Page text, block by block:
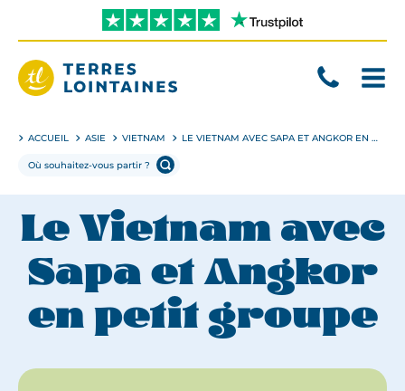
directement
contenu
ACCUEIL ASIE VIETNAM LE VIETNAM AVEC SAPA ET ANGKOR EN PETIT GROUPE
Le Vietnam avec
Sapa et Angkor
en petit groupe